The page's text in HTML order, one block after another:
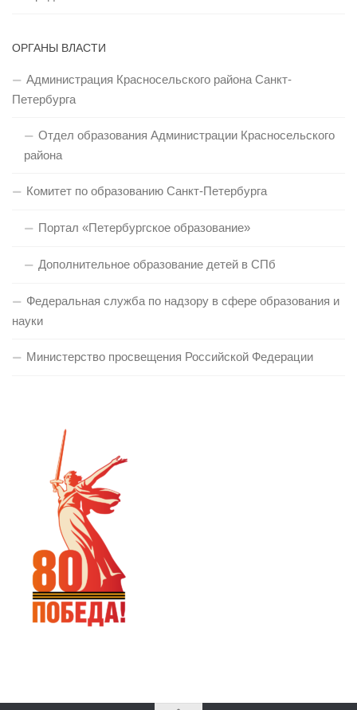
ОРГАНЫ ВЛАСТИ
Администрация Красносельского района Санкт-
Петербурга
Отдел образования Администрации Красносельского
района
Комитет по образованию Санкт-Петербурга
Портал «Петербургское образование»
Дополнительное образование детей в СПб
Федеральная служба по надзору в сфере образования и
науки
Министерство просвещения Российской Федерации